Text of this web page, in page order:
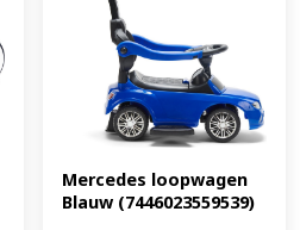
Mercedes loopwagen
Blauw (7446023559539)